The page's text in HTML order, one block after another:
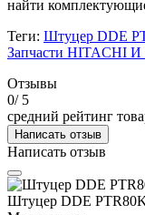
найти
Теги: Штуцер DDE
Запчасти HITACHI
Отзывы
0/ 5
средний рейтинг
Написать отзыв
Написать отзыв
Штуцер DDE